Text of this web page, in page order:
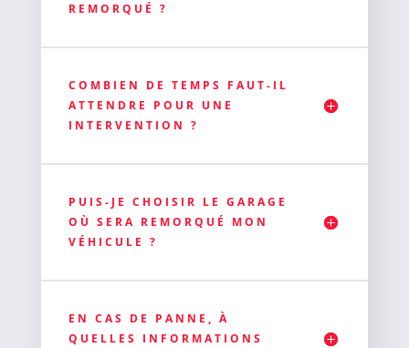
REMORQUÉ ?
COMBIEN DE TEMPS FAUT-IL
ATTENDRE POUR UNE
INTERVENTION ?
PUIS-JE CHOISIR LE GARAGE
OÙ SERA REMORQUÉ MON
VÉHICULE ?
EN CAS DE PANNE, À
QUELLES INFORMATIONS